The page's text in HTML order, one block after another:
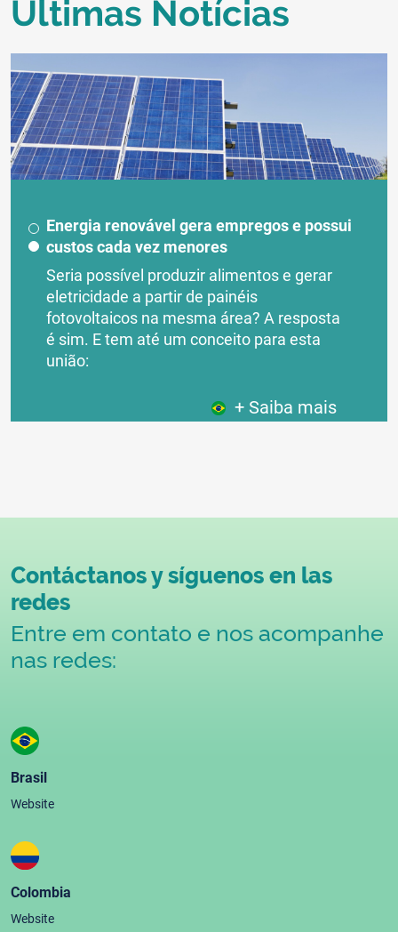
Últimas Notícias
Energia renovável gera empregos e possui
custos cada vez menores
Seria possível produzir alimentos e gerar
eletricidade a partir de painéis
fotovoltaicos na mesma área? A resposta
é sim. E tem até um conceito para esta
união:
+ Saiba mais
Contáctanos y síguenos en las
redes
Entre em contato e nos acompanhe
nas redes:
Brasil
Website
Colombia
Website